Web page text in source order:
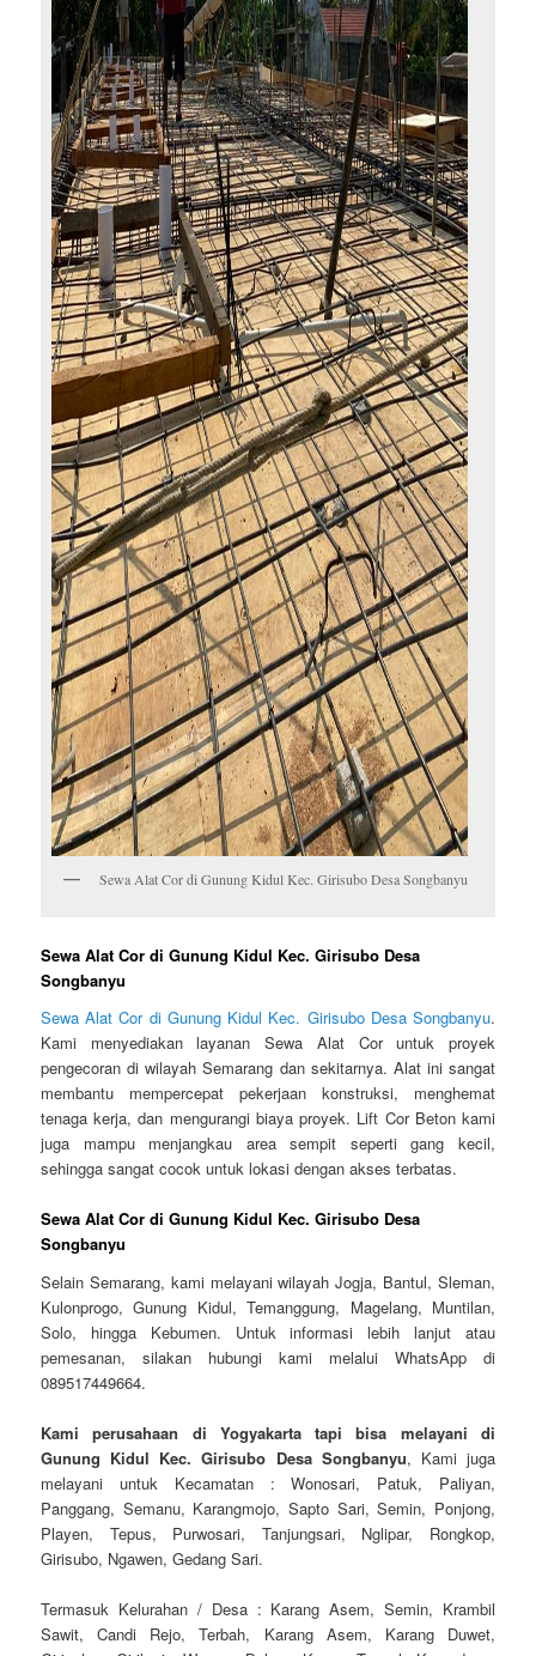
Sewa Alat Cor di Gunung Kidul Kec. Girisubo Desa Songbanyu
Sewa Alat Cor di Gunung Kidul Kec. Girisubo Desa
Songbanyu
Sewa Alat Cor di Gunung Kidul Kec. Girisubo Desa Songbanyu.
Kami menyediakan layanan Sewa Alat Cor untuk proyek
pengecoran di wilayah Semarang dan sekitarnya. Alat ini sangat
membantu mempercepat pekerjaan konstruksi, menghemat
tenaga kerja, dan mengurangi biaya proyek. Lift Cor Beton kami
juga mampu menjangkau area sempit seperti gang kecil,
sehingga sangat cocok untuk lokasi dengan akses terbatas.
Sewa Alat Cor di Gunung Kidul Kec. Girisubo Desa
Songbanyu
Selain Semarang, kami melayani wilayah Jogja, Bantul, Sleman,
Kulonprogo, Gunung Kidul, Temanggung, Magelang, Muntilan,
Solo, hingga Kebumen. Untuk informasi lebih lanjut atau
pemesanan, silakan hubungi kami melalui WhatsApp di
089517449664.
Kami perusahaan di Yogyakarta tapi bisa melayani di
Gunung Kidul Kec. Girisubo Desa Songbanyu, Kami juga
melayani untuk Kecamatan : Wonosari, Patuk, Paliyan,
Panggang, Semanu, Karangmojo, Sapto Sari, Semin, Ponjong,
Playen, Tepus, Purwosari, Tanjungsari, Nglipar, Rongkop,
Girisubo, Ngawen, Gedang Sari.
Termasuk Kelurahan / Desa : Karang Asem, Semin, Krambil
Sawit, Candi Rejo, Terbah, Karang Asem, Karang Duwet,